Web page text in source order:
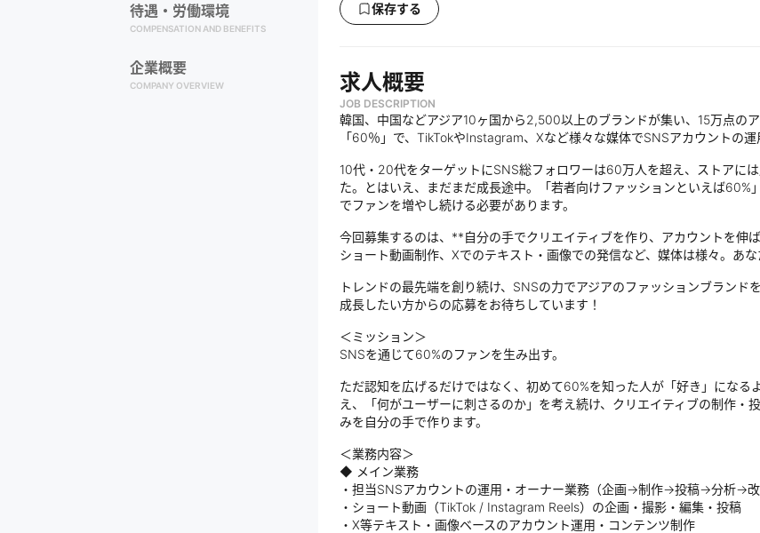
待遇・労働環境
COMPENSATION AND BENEFITS
企業概要
COMPANY OVERVIEW
保存する
求人概要
JOB DESCRIPTION
韓国、中国などアジア10ヶ国から2,500以上のブランドが集い、15万点の
「60％」で、TikTokやInstagram、Xなど様々な媒体でSNSアカウントの
10代・20代をターゲットにSNS総フォロワーは60万人を超え、ストアに
た。とはいえ、まだまだ成長途中。「若者向けファッションといえば
でファンを増やし続ける必要があります。
今回募集するのは、**自分の手でクリエイティブを作り、アカウントを伸
ショート動画制作、Xでのテキスト・画像での発信など、媒体は様々。あ
トレンドの最先端を創り続け、SNSの力でアジアのファッションブラン
成長したい方からの応募をお待ちしています！
＜ミッション＞
SNSを通じて60%のファンを生み出す。
ただ認知を広げるだけではなく、初めて60%を知った人が「好き」になる
え、「何がユーザーに刺さるのか」を考え続け、クリエイティブの制作・
みを自分の手で作ります。
＜業務内容＞
◆ メイン業務
・担当SNSアカウントの運用・オーナー業務（企画→制作→投稿→分析→改
・ショート動画（TikTok / Instagram Reels）の企画・撮影・編集・投稿
・X等テキスト・画像ベースのアカウント運用・コンテンツ制作